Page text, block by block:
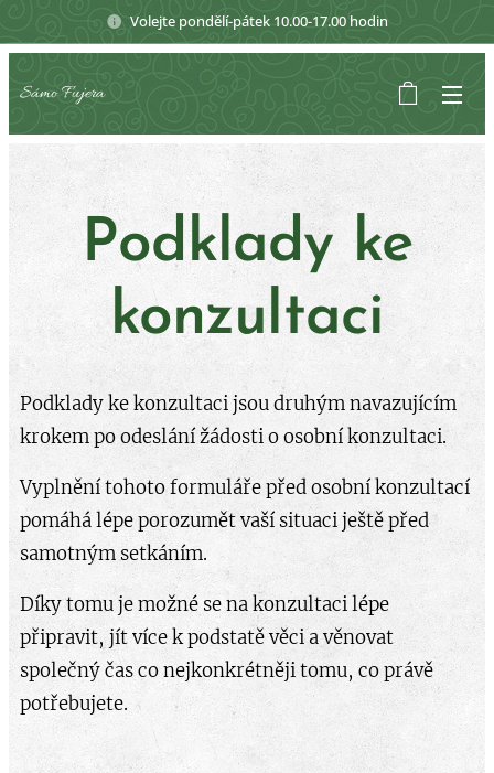
Volejte pondělí-pátek 10.00-17.00 hodin
Sámo Fujera
Podklady ke
konzultaci
Podklady ke konzultaci jsou druhým navazujícím
krokem po odeslání žádosti o osobní konzultaci.
Vyplnění tohoto formuláře před osobní konzultací
pomáhá lépe porozumět vaší situaci ještě před
samotným setkáním.
Díky tomu je možné se na konzultaci lépe
připravit, jít více k podstatě věci a věnovat
společný čas co nejkonkrétněji tomu, co právě
potřebujete.